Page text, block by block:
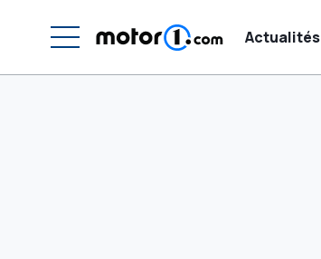
Actualités